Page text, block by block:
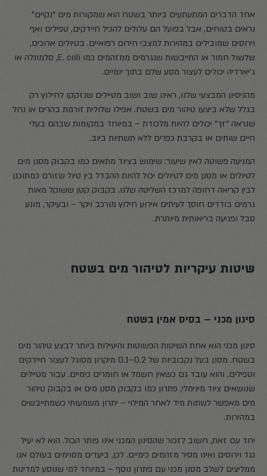
אחד הדברים המתעתעים ביותר בשטח הוא שמקורות מים “נקיים”
נראים בטוחים, אבל בפועל הם עלולים להכיל חיידקים, טפילים ואף
וירוסים שמובילים במהירות למצבי חירום רפואיים. בטיולים ארוכים,
שלשול חמור או התייבשות שנגרמים ממזהמים כמו E. coli, סלמונלה או
ג’יארדיה יכולים לעצור מסע שלם בתוך יומיים.
מהניסיון המבצעי שלנו, ראינו שוב ושוב מטיילים שנזקקו לחילוץ רק
בגלל שלא ביצעו טיהור מים בשטח. אפילו שלולית זורמת בהרים או נחל
שנראה “זך” יכולים להיות מלכודת – במיוחד במקומות שבהם בעלי
חיים שותים או בקרבת כפרים ללא תשתיות ביוב.
המניעה פשוטה לאין שיעור: שימוש בציוד מתאים כמו בקבוק מסנן מים
לטיולים או מסנן מים לטיולים יכול להיות ההבדל בין טיול שזורם כמתוכנן
לבין קריאה דחופה למרכז השליטה שלנו. בקבוק קטן ששוקל מאות
גרמים בודדים חוסך לעיתים אירוע חילוץ מורכב ויקר – ובעיקר, מונע
סבל ופגיעה בריאותית מיותרת.
שיטות עיקריות לטיהור מים בשטח
סינון מכני – בסיס אמין בשטח
סינון מכני הוא אחת השיטות הפשוטות והיעילות ביותר לבצע טיהור מים
בשטח. מסנן בעל נקבוביות של ‎0.1–0.2‎ מיקרון מסוגל לעצור חיידקים
וטפילים, והוא עובד גם כשאין חשמל או חומרים כימיים. עבור מטיילים
שנושאים ציוד מינימלי, פתרון כמו בקבוק מסנן מים או בקבוק טיהור
מים מאפשר לשתות מיד לאחר המילוי – יתרון משמעותי כשמתייבשים
במהירות.
יחד עם זאת, חשוב לזכור שהסינון המכני אינו פותר הכול. הוא לא יעיל
נגד וירוסים ואינו מסיר מזהמים כימיים. לכן, ביעדים מסוימים בעולם אנו
ממליצים לשלב מסנן מכני עם פתרון נוסף – במיוחד למי שנוסע למדינות